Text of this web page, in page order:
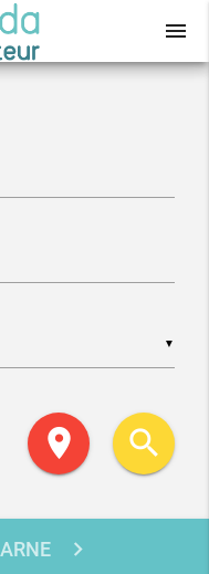
menu
▼
location_on search